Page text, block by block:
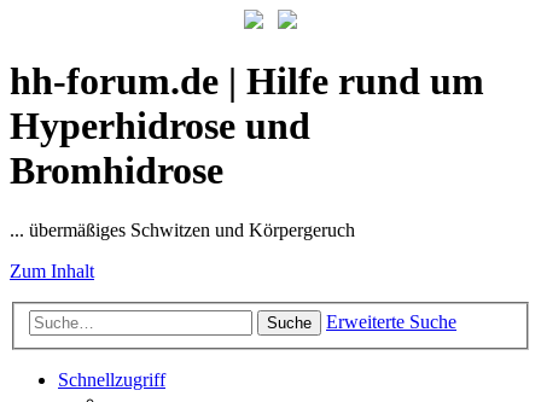
hh-forum.de | Hilfe rund um
Hyperhidrose und
Bromhidrose
... übermäßiges Schwitzen und Körpergeruch
Zum Inhalt
Suche Erweiterte Suche
Schnellzugriff